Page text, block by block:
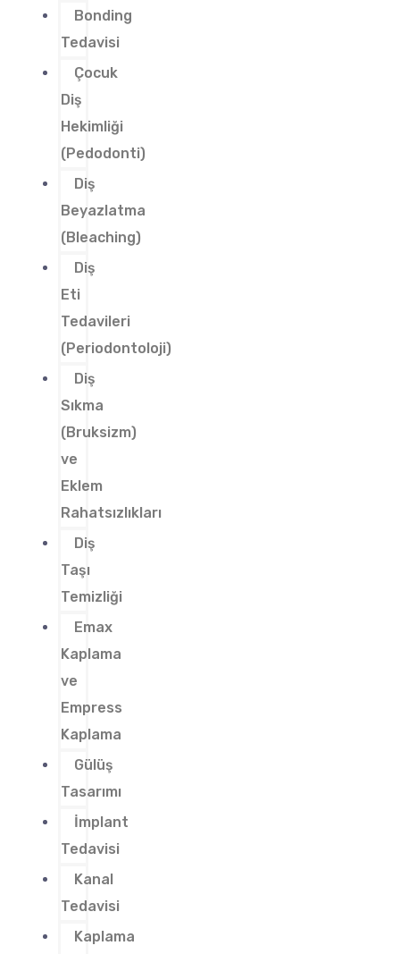
Bonding
Tedavisi
Çocuk
Diş
Hekimliği
(Pedodonti)
Diş
Beyazlatma
(Bleaching)
Diş
Eti
Tedavileri
(Periodontoloji)
Diş
Sıkma
(Bruksizm)
ve
Eklem
Rahatsızlıkları
Diş
Taşı
Temizliği
Emax
Kaplama
ve
Empress
Kaplama
Gülüş
Tasarımı
İmplant
Tedavisi
Kanal
Tedavisi
Kaplama